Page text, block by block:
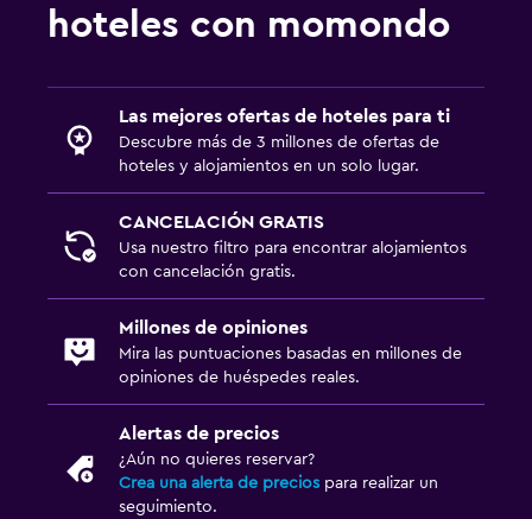
hoteles con momondo
Las mejores ofertas de hoteles para ti
Descubre más de 3 millones de ofertas de
hoteles y alojamientos en un solo lugar.
CANCELACIÓN GRATIS
Usa nuestro filtro para encontrar alojamientos
con cancelación gratis.
Millones de opiniones
Mira las puntuaciones basadas en millones de
opiniones de huéspedes reales.
Alertas de precios
¿Aún no quieres reservar?
Crea una alerta de precios para realizar un
seguimiento.